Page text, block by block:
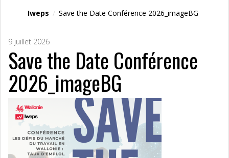
Iweps / Save the Date Conférence 2026_imageBG
9 juillet 2026
Save the Date Conférence
2026_imageBG